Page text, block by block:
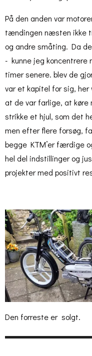
På den anden var
tændingen næsten ikke
og andre småting. Da
- kunne jeg koncentrere
timer senere. blev de
var et kapitel for sig,
at de var farlige, at køre
strikke et hjul, som det
men efter flere forsøg,
begge KTM’er færdige
hel del indstillinger og
projekter med positivt
Den forreste er solgt.